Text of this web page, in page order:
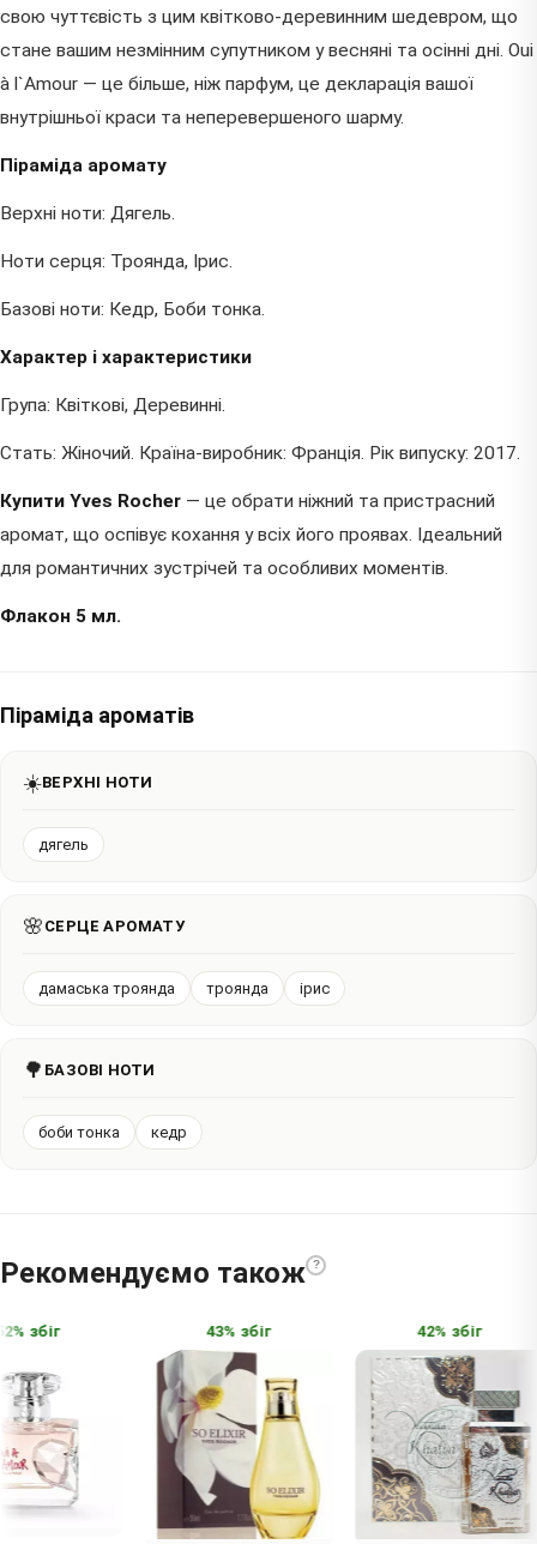
свою чуттєвість з цим квітково-деревинним шедевром, що
стане вашим незмінним супутником у весняні та осінні дні. Oui
à l`Amour — це більше, ніж парфум, це декларація вашої
внутрішньої краси та неперевершеного шарму.
Піраміда аромату
Верхні ноти: Дягель.
Ноти серця: Троянда, Ірис.
Базові ноти: Кедр, Боби тонка.
Характер і характеристики
Група: Квіткові, Деревинні.
Стать: Жіночий. Країна-виробник: Франція. Рік випуску: 2017.
Купити Yves Rocher — це обрати ніжний та пристрасний
аромат, що оспівує кохання у всіх його проявах. Ідеальний
для романтичних зустрічей та особливих моментів.
Флакон 5 мл.
Піраміда ароматів
☀️ВЕРХНІ НОТИ
дягель
🌸 СЕРЦЕ АРОМАТУ
дамаська троянда троянда ірис
🌳 БАЗОВІ НОТИ
боби тонка кедр
Рекомендуємо також ?
збіг 43% збіг 42% збіг